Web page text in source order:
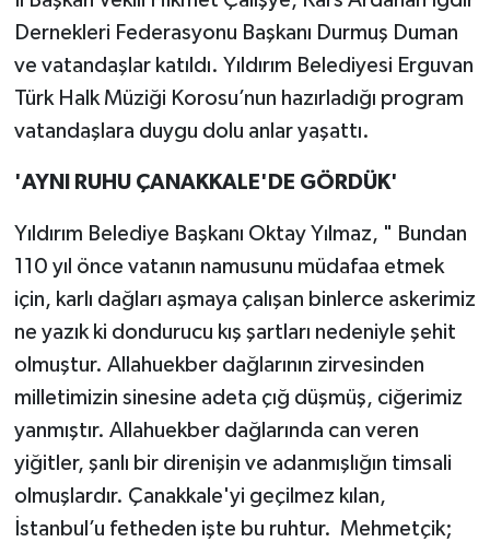
Dernekleri Federasyonu Başkanı Durmuş Duman
ve vatandaşlar katıldı. Yıldırım Belediyesi Erguvan
Türk Halk Müziği Korosu’nun hazırladığı program
vatandaşlara duygu dolu anlar yaşattı.
'AYNI RUHU ÇANAKKALE'DE GÖRDÜK'
Yıldırım Belediye Başkanı Oktay Yılmaz, " Bundan
110 yıl önce vatanın namusunu müdafaa etmek
için, karlı dağları aşmaya çalışan binlerce askerimiz
ne yazık ki dondurucu kış şartları nedeniyle şehit
olmuştur. Allahuekber dağlarının zirvesinden
milletimizin sinesine adeta çığ düşmüş, ciğerimiz
yanmıştır. Allahuekber dağlarında can veren
yiğitler, şanlı bir direnişin ve adanmışlığın timsali
olmuşlardır. Çanakkale'yi geçilmez kılan,
İstanbul’u fetheden işte bu ruhtur. Mehmetçik;